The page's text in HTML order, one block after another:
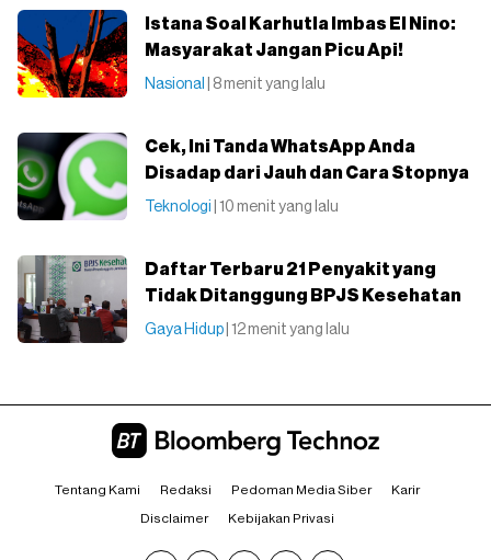
Istana Soal Karhutla Imbas El Nino:
Masyarakat Jangan Picu Api!
Nasional | 8 menit yang lalu
Cek, Ini Tanda WhatsApp Anda
Disadap dari Jauh dan Cara Stopnya
Teknologi | 10 menit yang lalu
Daftar Terbaru 21 Penyakit yang
Tidak Ditanggung BPJS Kesehatan
Gaya Hidup | 12 menit yang lalu
Tentang Kami Redaksi Pedoman Media Siber Karir
Disclaimer Kebijakan Privasi